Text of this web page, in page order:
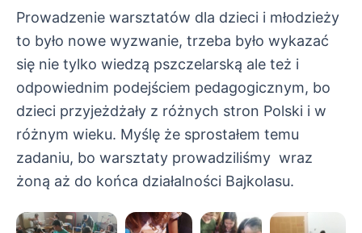
Prowadzenie warsztatów dla dzieci i młodzieży
to było nowe wyzwanie, trzeba było wykazać
się nie tylko wiedzą pszczelarską ale też i
odpowiednim podejściem pedagogicznym, bo
dzieci przyjeżdżały z różnych stron Polski i w
różnym wieku. Myślę że sprostałem temu
zadaniu, bo warsztaty prowadziliśmy wraz
żoną aż do końca działalności Bajkolasu.